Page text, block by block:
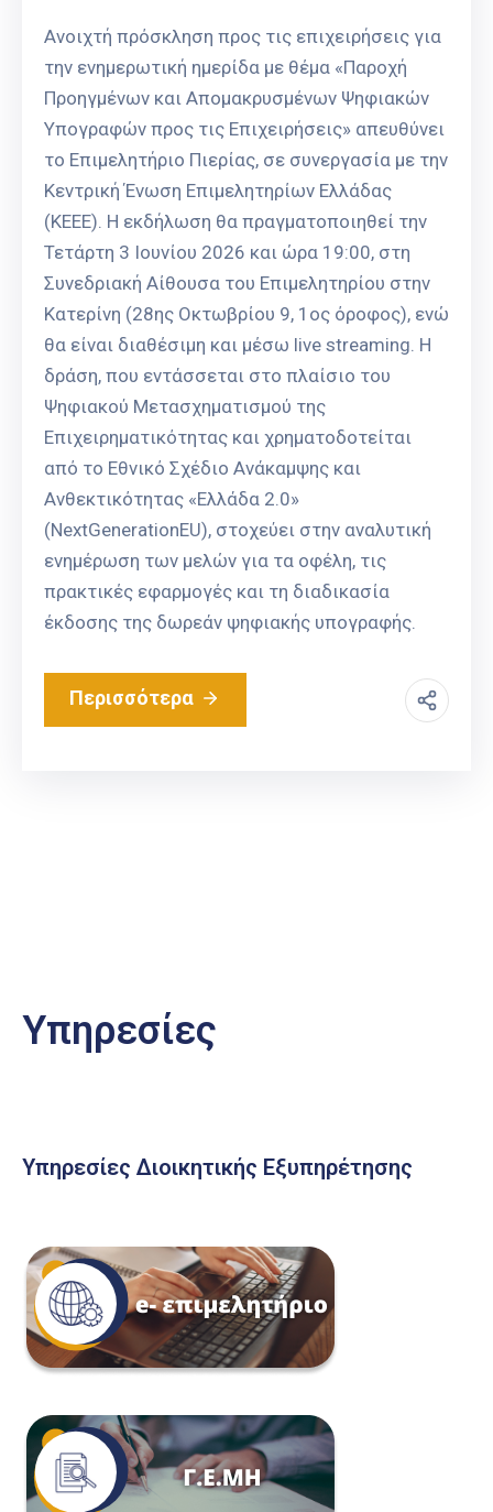
Ανοιχτή πρόσκληση προς τις επιχειρήσεις για
την ενημερωτική ημερίδα με θέμα «Παροχή
Προηγμένων και Απομακρυσμένων Ψηφιακών
Υπογραφών προς τις Επιχειρήσεις» απευθύνει
το Επιμελητήριο Πιερίας, σε συνεργασία με την
Κεντρική Ένωση Επιμελητηρίων Ελλάδας
(ΚΕΕΕ). Η εκδήλωση θα πραγματοποιηθεί την
Τετάρτη 3 Ιουνίου 2026 και ώρα 19:00, στη
Συνεδριακή Αίθουσα του Επιμελητηρίου στην
Κατερίνη (28ης Οκτωβρίου 9, 1ος όροφος), ενώ
θα είναι διαθέσιμη και μέσω live streaming. Η
δράση, που εντάσσεται στο πλαίσιο του
Ψηφιακού Μετασχηματισμού της
Επιχειρηματικότητας και χρηματοδοτείται
από το Εθνικό Σχέδιο Ανάκαμψης και
Ανθεκτικότητας «Ελλάδα 2.0»
(NextGenerationEU), στοχεύει στην αναλυτική
ενημέρωση των μελών για τα οφέλη, τις
πρακτικές εφαρμογές και τη διαδικασία
έκδοσης της δωρεάν ψηφιακής υπογραφής.
Περισσότερα
Υπηρεσίες
Υπηρεσίες Διοικητικής Εξυπηρέτησης